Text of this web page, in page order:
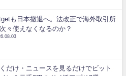
も日本撤退へ。法改正で海外取引所
々使えなくなるのか？
だけ・ニュースを見るだけでビット